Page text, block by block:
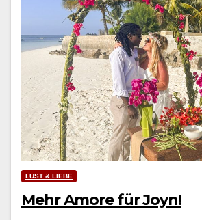
LUST & LIEBE
Mehr Amore für Joyn!